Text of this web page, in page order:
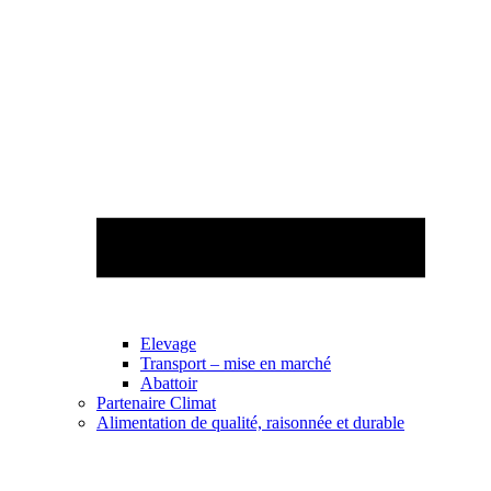
Elevage
Transport – mise en marché
Abattoir
Partenaire Climat
Alimentation de qualité, raisonnée et durable